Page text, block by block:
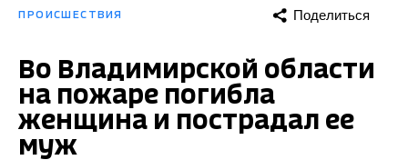
ПРОИСШЕСТВИЯ Поделиться
Во Владимирской области
на пожаре погибла
женщина и пострадал ее
муж